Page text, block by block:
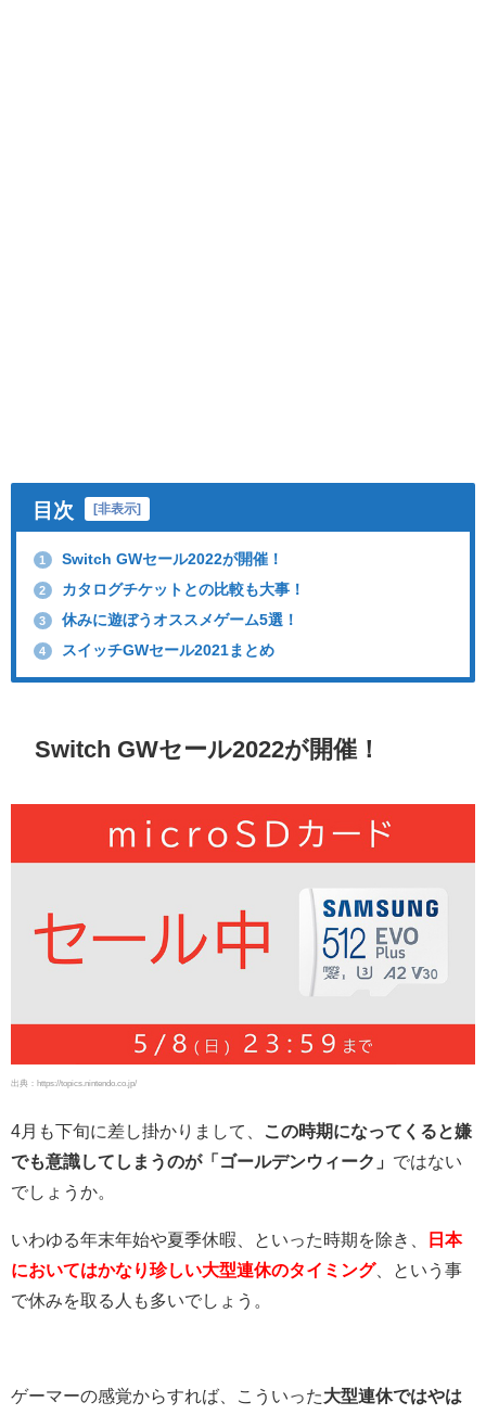
目次 [非表示]
1 Switch GWセール2022が開催！
2 カタログチケットとの比較も大事！
3 休みに遊ぼうオススメゲーム5選！
4 スイッチGWセール2021まとめ
Switch GWセール2022が開催！
出典：https://topics.nintendo.co.jp/
4月も下旬に差し掛かりまして、
この時期になってくると嫌
でも意識してしまうのが「ゴールデンウィーク」 ではない
でしょうか。
いわゆる年末年始や夏季休暇、といった時期を除き、
日本
においてはかなり珍しい大型連休のタイミング、という事
で休みを取る人も多いでしょう。
ゲーマーの感覚からすれば、こういった大型連休ではやは